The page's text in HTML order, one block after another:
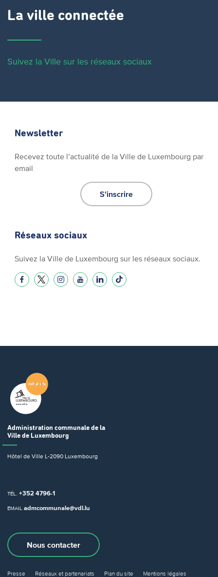
La ville connectée
Suivez la Ville sur les réseaux sociaux
Newsletter
Recevez toute l’actualité de la Ville de Luxembourg par
email
S'inscrire
Réseaux sociaux
Suivez la Ville de Luxembourg sur les réseaux sociaux.
Administration communale de la
Ville de Luxembourg
Hôtel de Ville L-2090 Luxembourg
TÉL. +352 4796-1
EMAIL admcommunale@vdl.lu
Nous contacter
Presse Réseaux et partenariats Plan du site Mentions légales